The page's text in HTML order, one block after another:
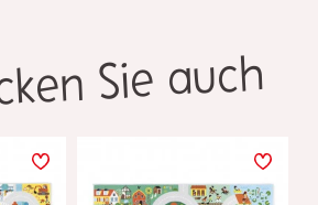
Sie auch